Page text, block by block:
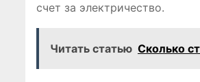
счет за электричество.
Читать статью Сколько